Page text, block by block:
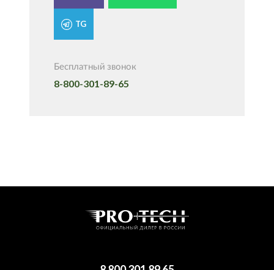
TG
Бесплатный звонок
8-800-301-89-65